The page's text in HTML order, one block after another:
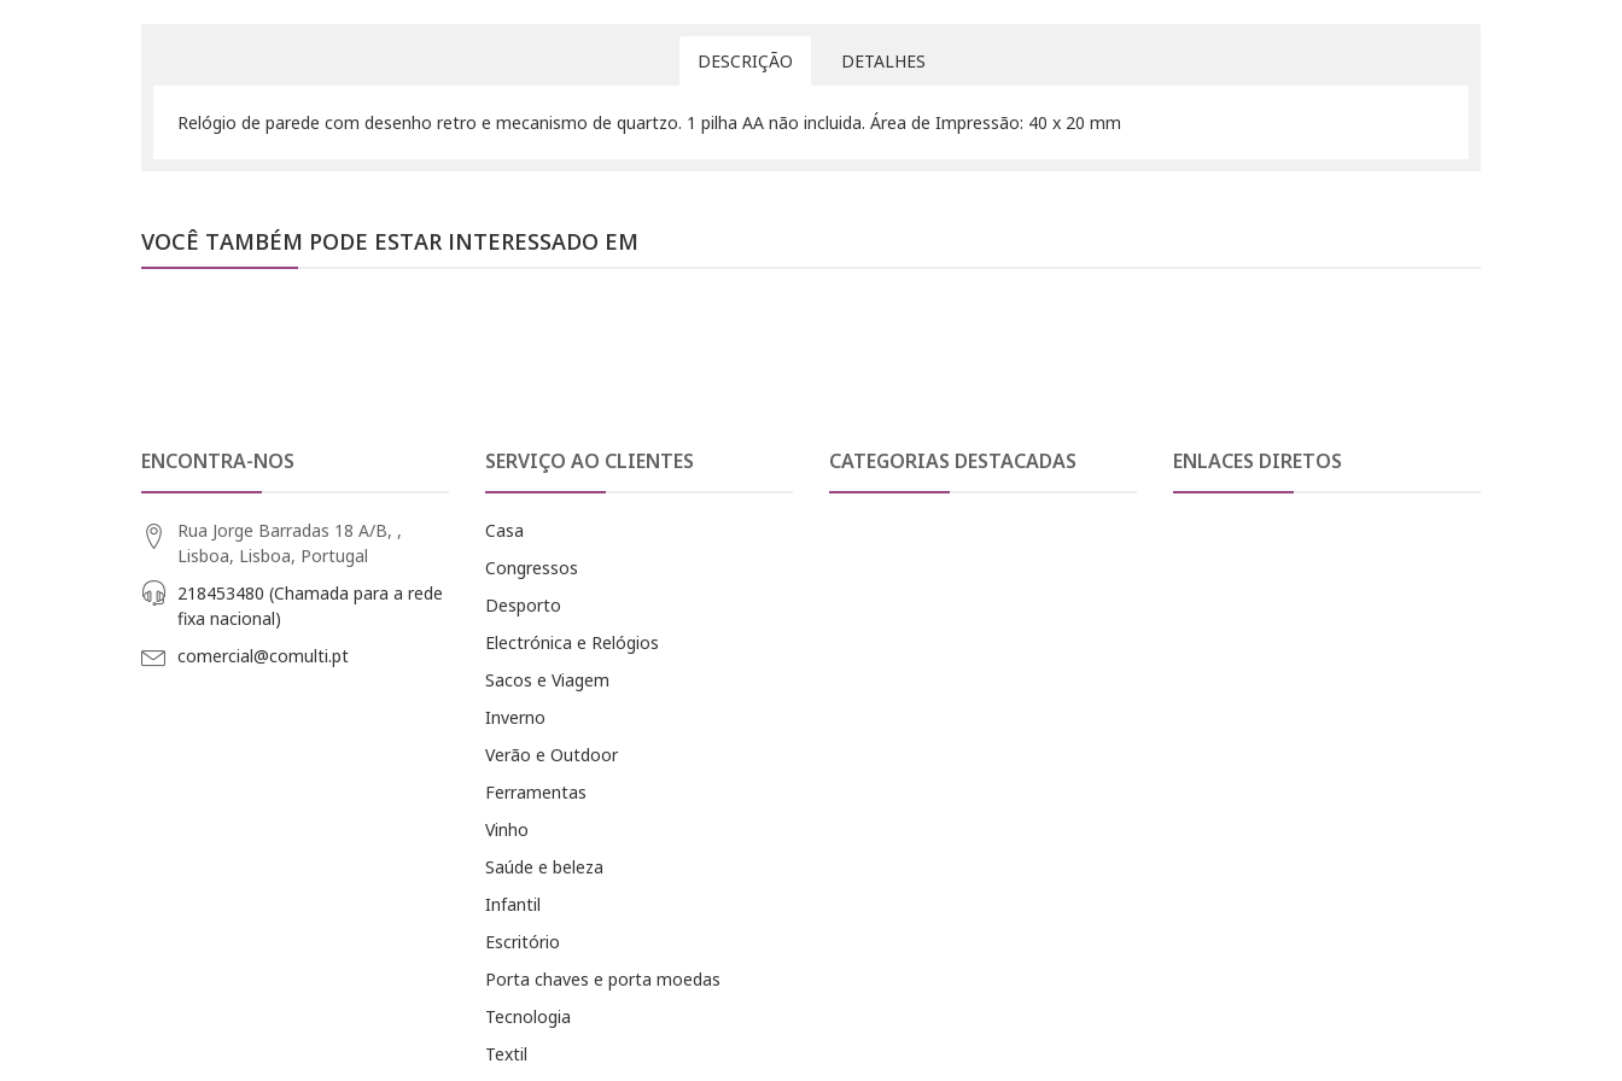
DESCRIÇÃO DETALHES
Relógio de parede com desenho retro e mecanismo de quartzo. 1 pilha AA não incluida. Área de Impressão: 40 x 20 mm
VOCÊ TAMBÉM PODE ESTAR INTERESSADO EM
ENCONTRA-NOS
Rua Jorge Barradas 18 A/B, ,
Lisboa, Lisboa, Portugal
218453480 (Chamada para a rede
fixa nacional)
comercial@comulti.pt
SERVIÇO AO CLIENTES
Casa
Congressos
Desporto
Electrónica e Relógios
Sacos e Viagem
Inverno
Verão e Outdoor
Ferramentas
Vinho
Saúde e beleza
Infantil
Escritório
Porta chaves e porta moedas
Tecnologia
Textil
CATEGORIAS DESTACADAS ENLACES DIRETOS